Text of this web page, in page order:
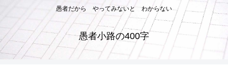
愚者だから やってみないと わからない
愚者小路の400字